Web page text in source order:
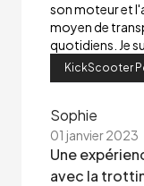
son moteur et
moyen de
quotidiens. Je
KickScooter
Sophie
01 janvier 2023
Une
avec la